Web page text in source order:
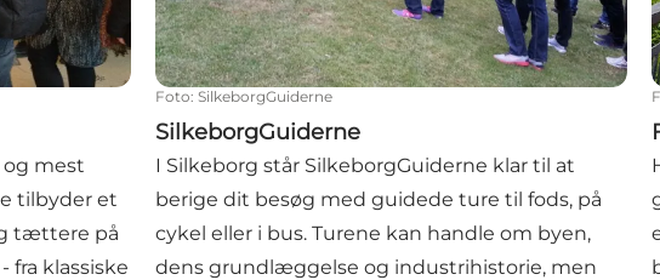
og mest
tilbyder et
tættere på
fra klassiske
Foto: SilkeborgGuiderne
SilkeborgGuiderne
I Silkeborg står SilkeborgGuiderne klar til at
berige dit besøg med guidede ture til fods, på
cykel eller i bus. Turene kan handle om byen,
dens grundlæggelse og industrihistorie, men